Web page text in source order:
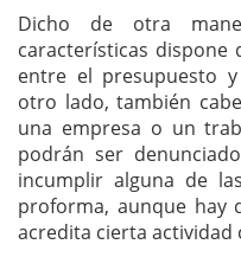
Dicho de otra
características dispone
entre el presupuesto
otro lado, también
una empresa o un
podrán ser
incumplir alguna de
proforma, aunque hay
acredita cierta actividad